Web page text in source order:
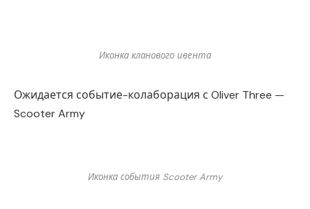
Иконка кланового ивента
Ожидается событие-колаборация с Oliver Three —
Scooter Army
Иконка события Scooter Army